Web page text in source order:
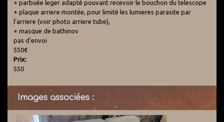
+ parbuée leger adapté pouvant recevoir le bouchon du telescope
+ plaque arriere montée, pour limité les lumieres parasite par
l’arriere (voir photo arriere tube),
+ masque de bathinov
pas d'envoi
550€
Prix:
550
Images associées :